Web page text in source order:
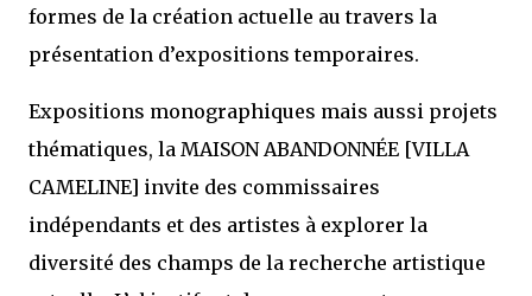
formes de la création actuelle au travers la
présentation d’expositions temporaires.
Expositions monographiques mais aussi projets
thématiques, la MAISON ABANDONNÉE [VILLA
CAMELINE] invite des commissaires
indépendants et des artistes à explorer la
diversité des champs de la recherche artistique